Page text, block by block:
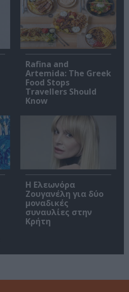
Rafina and
Artemida: The Greek
Food Stops
Travellers Should
Know
Η Ελεωνόρα
Ζουγανέλη για δύο
μοναδικές
συναυλίες στην
Κρήτη